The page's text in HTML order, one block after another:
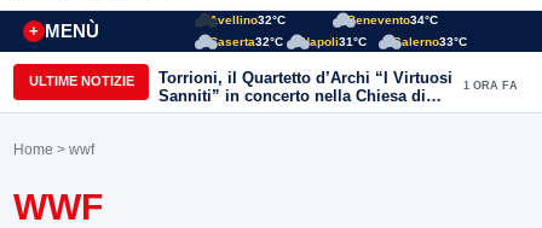
MENÙ
+
Avellino32°C Benevento34°C
Caserta32°C Napoli31°C Salerno33°C
ULTIME NOTIZIE
Torrioni, il Quartetto d’Archi “I Virtuosi
Sanniti” in concerto nella Chiesa di
San Michele Arcangelo
1 ORA FA
Home > wwf
WWF